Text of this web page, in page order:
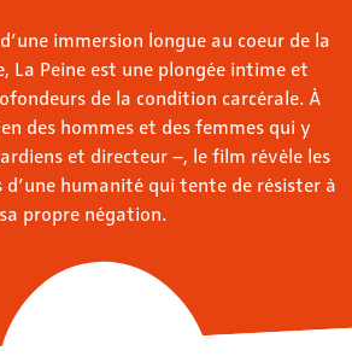
immersion longue au coeur de la
La Peine est une plongée intime et
de la condition carcérale. À
des hommes et des femmes qui y
et directeur –, le film révèle les
d’une humanité qui tente de résister à
sa propre négation.